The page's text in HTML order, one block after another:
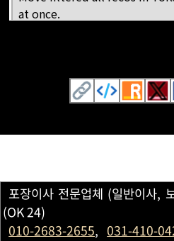
포장이사 전문업체 (일반이사,
(OK 24)
010-2683-2655, 031-410-